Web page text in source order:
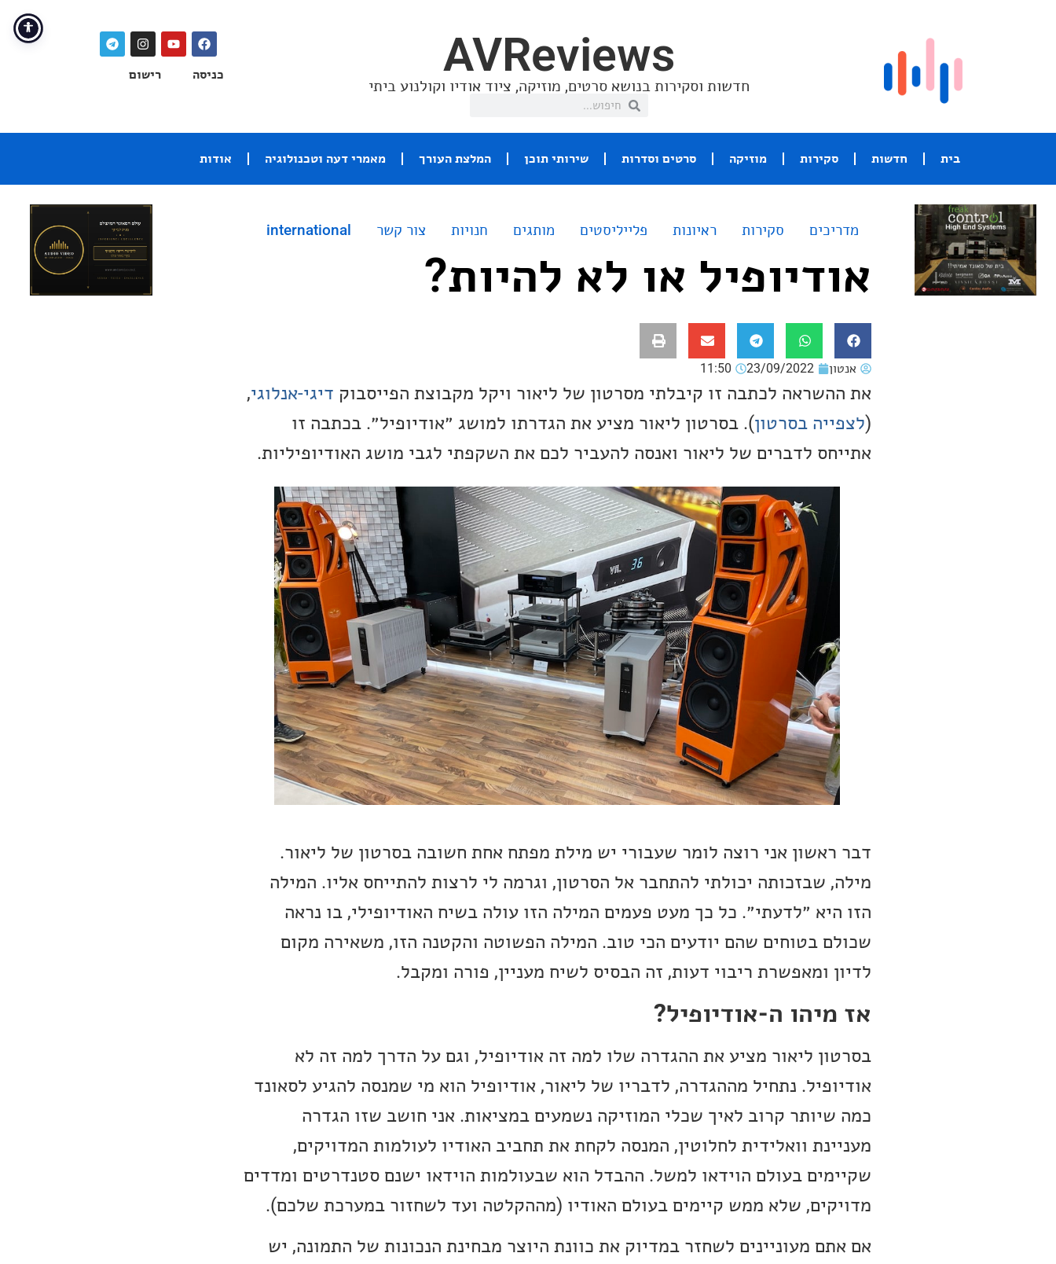
AVReviews
חדשות וסקירות בנושא סרטים, מוזיקה, ציוד אודיו וקולנוע ביתי
כניסה רישום
בית חדשות סקירות מוזיקה סרטים וסדרות שירותי תוכן המלצת העורך מאמרי דעה וטכנולוגיה אודות
מדריכים סקירות ראיונות פלייליסטים מותגים חנויות צור קשר international
אודיופיל או לא להיות?
אנטון 23/09/2022
11:50
את ההשראה לכתבה זו קיבלתי מסרטון של ליאור ויקל מקבוצת הפייסבוק דיגי-אנלוגי,
(לצפייה בסרטון). בסרטון ליאור מציע את הגדרתו למושג ״אודיופיל״. בכתבה זו
אתייחס לדברים של ליאור ואנסה להעביר לכם את השקפתי לגבי מושג האודיופיליות.
דבר ראשון אני רוצה לומר שעבורי יש מילת מפתח אחת חשובה בסרטון של ליאור.
מילה, שבזכותה יכולתי להתחבר אל הסרטון, וגרמה לי לרצות להתייחס אליו. המילה
הזו היא ״לדעתי״. כל כך מעט פעמים המילה הזו עולה בשיח האודיופילי, בו נראה
שכולם בטוחים שהם יודעים הכי טוב. המילה הפשוטה והקטנה הזו, משאירה מקום
לדיון ומאפשרת ריבוי דעות, זה הבסיס לשיח מעניין, פורה ומקבל.
אז מיהו ה-אודיופיל?
בסרטון ליאור מציע את ההגדרה שלו למה זה אודיופיל, וגם על הדרך למה זה לא
אודיופיל. נתחיל מההגדרה, לדבריו של ליאור, אודיופיל הוא מי שמנסה להגיע לסאונד
כמה שיותר קרוב לאיך שכלי המוזיקה נשמעים במציאות. אני חושב שזו הגדרה
מעניינת וואלידית לחלוטין, המנסה לקחת את תחביב האודיו לעולמות המדויקים,
שקיימים בעולם הוידאו למשל. ההבדל הוא שבעולמות הוידאו ישנם סטנדרטים ומדדים
מדויקים, שלא ממש קיימים בעולם האודיו (מההקלטה ועד לשחזור במערכת שלכם).
אם אתם מעוניינים לשחזר במדיוק את כוונת היוצר מבחינת הנכונות של התמונה, יש